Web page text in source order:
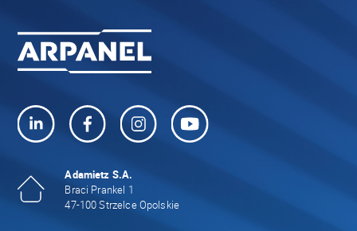
Adamietz S.A.
Braci Prankel 1
47-100 Strzelce Opolskie